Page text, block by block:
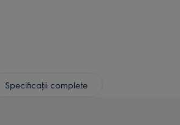
Specificaţii complete